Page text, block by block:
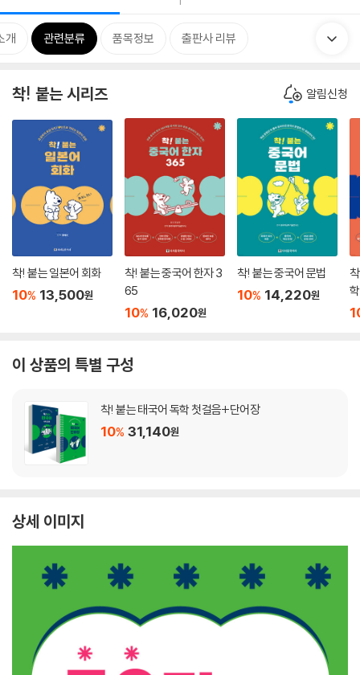
개 관련분류 품목정보 출판사 리뷰
착! 붙는 시리즈 알림신청
착! 붙는 일본어 회화
10% 13,500원
착! 붙는 중국어 한자 3
65
10% 16,020원
착! 붙는 중국어 문법
10% 14,220원
이 상품의 특별 구성
착! 붙는 태국어 독학 첫걸음+단어장
10% 31,140원
상세 이미지